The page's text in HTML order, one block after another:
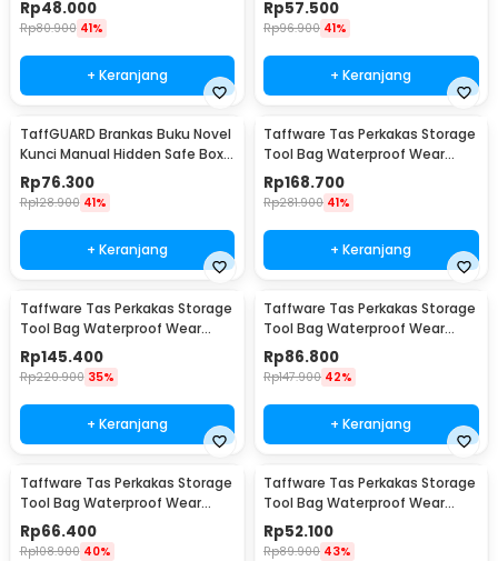
Rp48.000
Rp80.900 41%
+ Keranjang
Rp57.500
Rp96.900 41%
+ Keranjang
TaffGUARD Brankas Buku Novel
Kunci Manual Hidden Safe Box
Size L Love - KB-20L
Rp76.300
Rp128.900 41%
+ Keranjang
Taffware Tas Perkakas Storage
Tool Bag Waterproof Wear
Resistant 23 Inch - A02584
Rp168.700
Rp281.900 41%
+ Keranjang
Taffware Tas Perkakas Storage
Tool Bag Waterproof Wear
Resistant 21 Inch - A02584
Rp145.400
Rp220.900 35%
+ Keranjang
Taffware Tas Perkakas Storage
Tool Bag Waterproof Wear
Resistant 18 Inch - A03403
Rp86.800
Rp147.900 42%
+ Keranjang
Taffware Tas Perkakas Storage
Tool Bag Waterproof Wear
Resistant 16 Inch - A03403
Rp66.400
Rp108.900 40%
Taffware Tas Perkakas Storage
Tool Bag Waterproof Wear
Resistant 13 Inch - A03403
Rp52.100
Rp89.900 43%